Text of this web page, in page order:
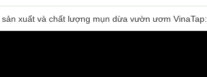
xuất và chất lượng mụn dừa vườn ươm VinaTap: